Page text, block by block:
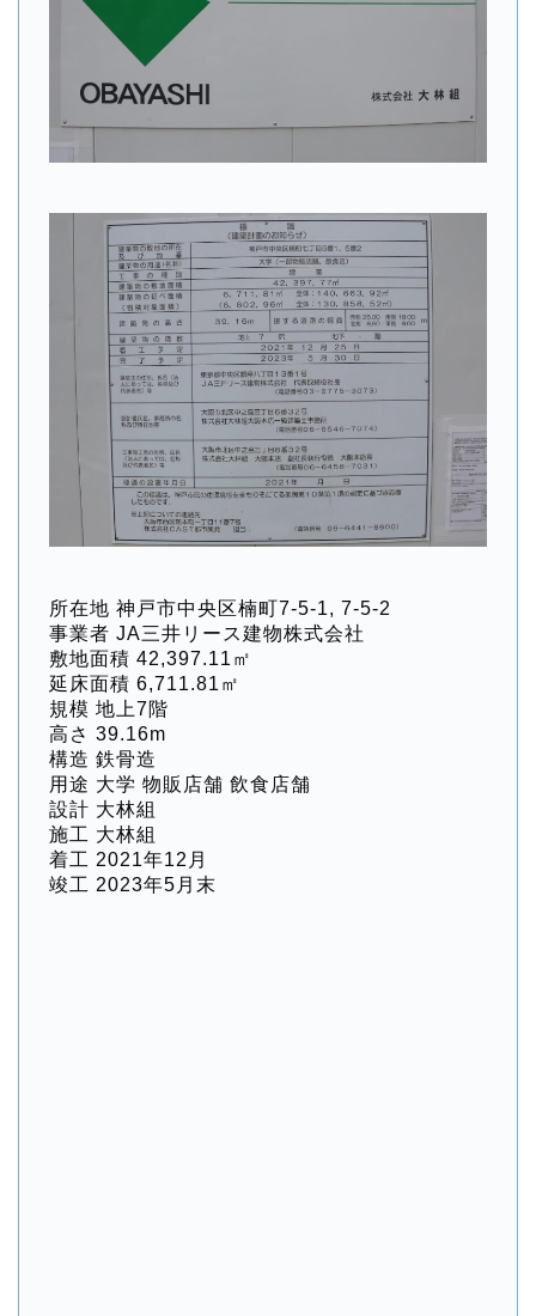
所在地 神戸市中央区楠町7-5-1, 7-5-2
事業者 JA三井リース建物株式会社
敷地面積 42,397.11㎡
延床面積 6,711.81㎡
規模 地上7階
高さ 39.16m
構造 鉄骨造
用途 大学 物販店舗 飲食店舗
設計 大林組
施工 大林組
着工 2021年12月
竣工 2023年5月末